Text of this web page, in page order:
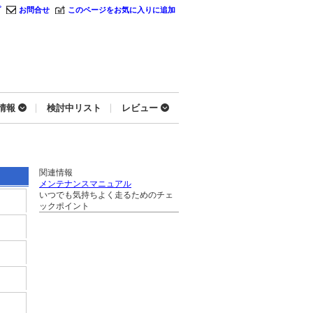
お問合せ このページをお気に入りに追加
報 検討中リスト レビュー
関連情報
メンテナンスマニュアル
いつでも気持ちよく走るためのチェ
ックポイント